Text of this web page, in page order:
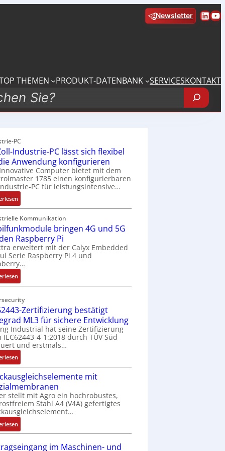
Newsletter
THEMEN PRODUKT-DATENBANK SERVICESKONTAKT
PC
Industrie-PC lässt sich flexibel
Anwendung konfigurieren
Computer bietet mit dem
1785 einen konfigurierbaren
PC für leistungsintensive…
:
1
9
-
Z
o
l
l
-
I
d
u
s
t
r
i
e
P
C
l
ä
s
s
s
Kommunikation
bringen 4G und 5G
Raspberry Pi
erweitert mit der Calyx Embedded
Serie Raspberry Pi 4 und
:
M
b
i
l
f
u
n
k
o
d
u
l
e
b
i
Zertifizierung bestätigt
ML3 für sichere Entwicklung
Industrial hat seine Zertifizierung
IEC62443-4-1:2018 durch TÜV Süd
und erstmals…
:
I
E
C
6
2
4
4
3
mit
stellt mit Agro ein hochrobustes,
Stahl A4 (V4A) gefertigtes
:
D
im Maschinen- und